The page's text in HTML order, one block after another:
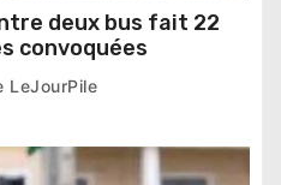
deux bus fait 22
convoquées
LeJourPile